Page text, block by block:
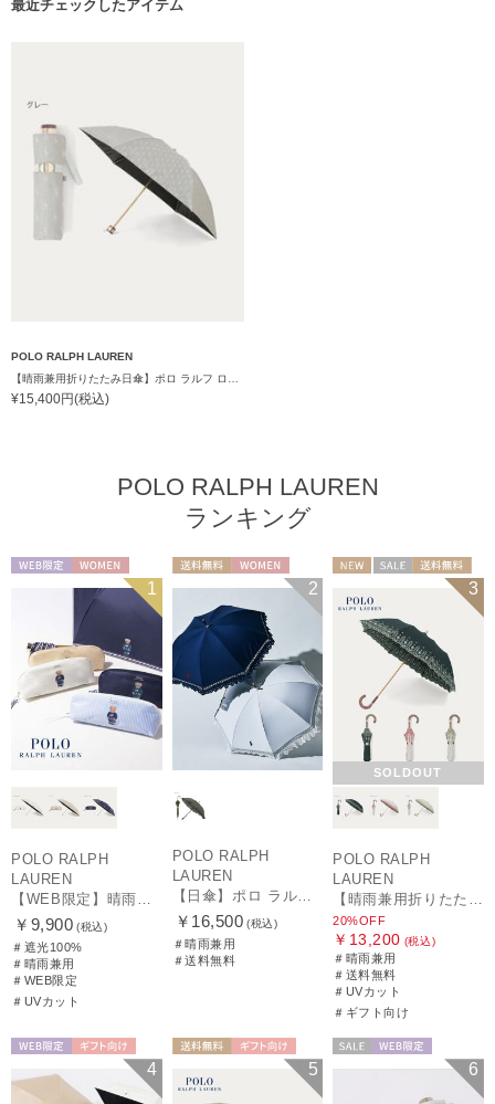
最近チェックしたアイテム
POLO RALPH LAUREN
¥15,400円(税込)
POLO RALPH LAUREN
ランキング
1
POLO RALPH
LAUREN
【WEB限定】晴雨兼用折りたたみ日傘 ポロ ラルフ ローレン（POLO RALPH LAUREN）ワンポイントベア 遮光100 UV100
￥9,900 (税込)
＃遮光100%
＃晴雨兼用
＃WEB限定
＃UVカット
2
POLO RALPH
LAUREN
【日傘】ポロ ラルフ ローレン(POLO RALPH LAUREN)エンブフリル 長傘 【公式ムーンバット】 遮光 遮熱 UV 晴雨兼用
￥16,500 (税込)
＃晴雨兼用
＃送料無料
送料無料
ギフト向け
3
SOLDOUT
POLO RALPH
LAUREN
【晴雨兼用折りたたみ日傘】ポロ ラルフ ローレン (POLO RALPH LAUREN) フローラル刺繍 遮光 遮熱 UV
20%OFF
￥13,200 (税込)
＃晴雨兼用
＃送料無料
＃UVカット
＃ギフト向け
ギフト向け
UNISEX
4
ギフト向け
WOMEN
5 6